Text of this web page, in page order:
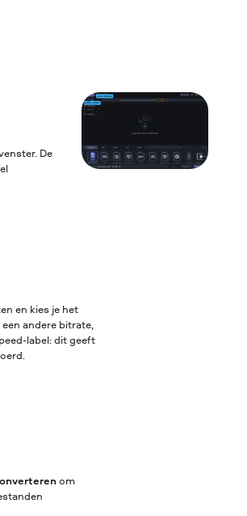
De
en kies je het
andere bitrate,
label: dit geeft
om